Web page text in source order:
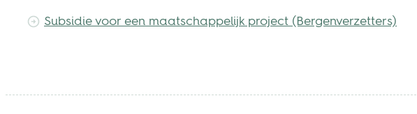
Subsidie voor een maatschappelijk project (Bergenverzetters)